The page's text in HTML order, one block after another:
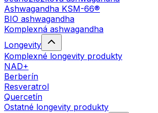
Ashwagandha KSM-66®
BIO ashwagandha
Komplexná ashwagandha
Longevity
Komplexné longevity produkty
NAD+
Berberín
Resveratrol
Quercetín
Ostatné longevity produkty